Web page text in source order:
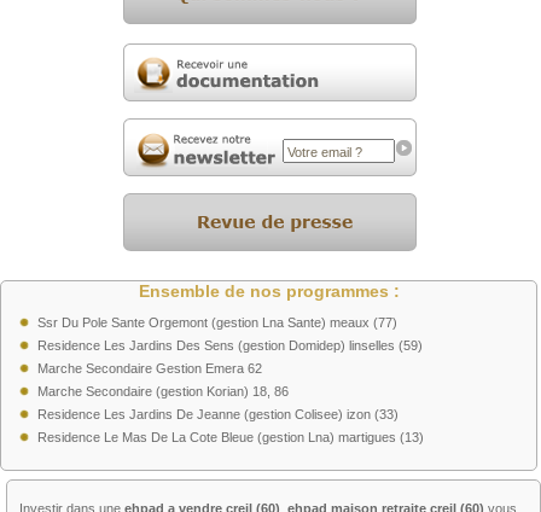
Ensemble de nos programmes :
Ssr Du Pole Sante Orgemont (gestion Lna Sante) meaux (77)
Residence Les Jardins Des Sens (gestion Domidep) linselles (59)
Marche Secondaire Gestion Emera 62
Marche Secondaire (gestion Korian) 18, 86
Residence Les Jardins De Jeanne (gestion Colisee) izon (33)
Residence Le Mas De La Cote Bleue (gestion Lna) martigues (13)
Investir dans une ehpad a vendre creil (60) ehpad maison retraite creil (60) vous